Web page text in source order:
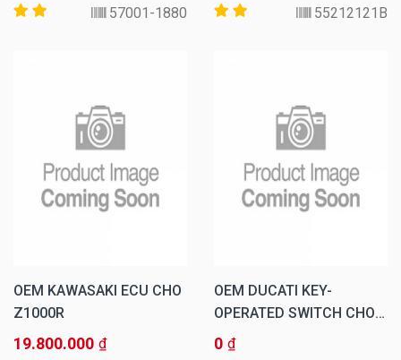
57001-1880
55212121B
OEM KAWASAKI ECU CHO
Z1000R
19.800.000 ₫
OEM DUCATI KEY-
OPERATED SWITCH CHO
PANIGALE 899 -14
0 ₫